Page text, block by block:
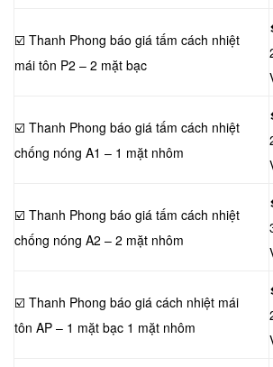
☑️ Thanh Phong báo giá tấm cách nhiệt
mái tôn P2 – 2 mặt bạc
☑️ Thanh Phong báo giá tấm cách nhiệt
chống nóng A1 – 1 mặt nhôm
☑️ Thanh Phong báo giá tấm cách nhiệt
chống nóng A2 – 2 mặt nhôm
☑️ Thanh Phong báo giá cách nhiệt mái
tôn AP – 1 mặt bạc 1 mặt nhôm